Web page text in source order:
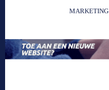
MARKETING